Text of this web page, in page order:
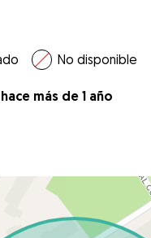
No disponible
más de 1 año